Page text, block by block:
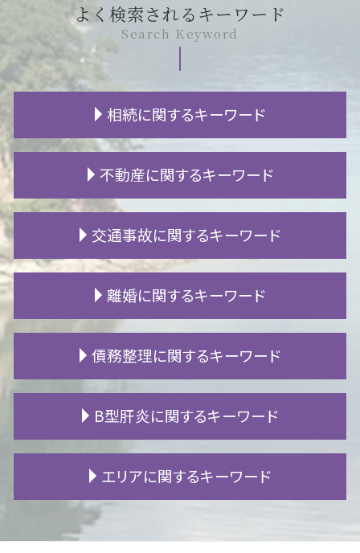
よく検索されるキーワード
Search Keyword
相続に関するキーワード
遺留分 侵害
相続 養子
相続 争い
特別縁故者 財産分与
成年後見人 相続
遺留分 権利者
相続 流れ
生前贈与 遺留分
遺言書 種類
相続放棄 代襲相続
内縁 相続
成年後見人 登記事項証明書
遺言書 効力
絶縁 相続
不動産に関するキーワード
マンション 騒音 苦情
賃貸 フローリング 傷
土地 境界 トラブル
立ち退き 拒否
アパート 退去
施工不良 賠償
隣人 騒音
地代 滞納
賃貸 クロス 張替え
土地 賃貸 相場
騒音 苦情
借地 買取
交通事故に関するキーワード
物損事故 人身 切り替え
高次脳機能障害 認知症 違い
交通事故 通院 慰謝料
交通事故 死亡 加害者
示談金 相場
交通事故 加害者 対応
労災 後遺障害 診断書
後遺障害認定 期間
自賠責 後遺障害
追突事故 人身
離婚に関するキーワード
不倫相手 慰謝料請求
不貞行為 どこから
不倫 親権
慰謝料 分割
離婚 財産分与
離婚調停 必要書類
暴力 離婚
離婚 裁判費用
債務整理に関するキーワード
fx 失敗 借金
民事再生 管財人
個人再生 車
支払 時効
借金 返済
自己破産 期間
B型肝炎に関するキーワード
B型肝炎訴訟 和解 確率
B型肝炎 予防接種
B型肝炎 ウイルス
B型肝炎 うつる
エリアに関するキーワード
安城市 相続 相談
安城市 債務整理 相談